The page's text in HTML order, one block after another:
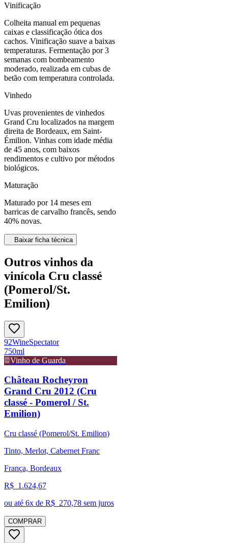
Vinificação
Colheita manual em pequenas
caixas e classificação ótica dos
cachos. Vinificação suave a baixas
temperaturas. Fermentação por 3
semanas com bombeamento
moderado, realizada em cubas de
betão com temperatura controlada.
Vinhedo
Uvas provenientes de vinhedos
Grand Cru localizados na margem
direita de Bordeaux, em Saint-
Émilion. Vinhas com idade média
de 45 anos, com baixos
rendimentos e cultivo por métodos
biológicos.
Maturação
Maturado por 14 meses em
barricas de carvalho francês, sendo
40% novas.
Baixar ficha técnica
Outros vinhos da
vinícola Cru classé
(Pomerol/St.
Emilion)
92WineSpectator
750ml
Vinho de Guarda
Château Rocheyron
Grand Cru 2012 (Cru
classé - Pomerol / St.
Emilion)
Cru classé (Pomerol/St. Emilion)
Tinto, Merlot, Cabernet Franc
França, Bordeaux
R$ 1.624,67
ou até 6x de R$ 270,78 sem juros
COMPRAR